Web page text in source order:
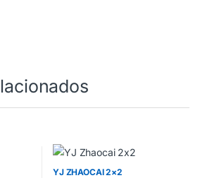
YJ ZHAOCAI 2×2